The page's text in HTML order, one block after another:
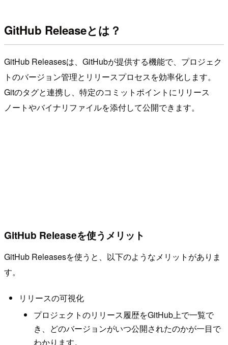
GitHub Releaseとは？
GitHub Releasesは、GitHubが提供する機能で、プロジェク
トのバージョン管理とリリースプロセスを効率化します。
Gitのタグと連携し、特定のコミットポイントにリリース
ノートやバイナリファイルを添付して公開できます。
GitHub Releaseを使うメリット
GitHub Releasesを使うと、以下のようなメリットがありま
す。
リリースの可視化
プロジェクトのリリース履歴をGitHub上で一覧で
き、どのバージョンがいつ公開されたのかが一目で
わかります。